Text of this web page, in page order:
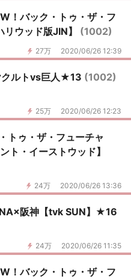
！バック・トゥ・ザ・フ
ウッド版JIN】 (1002)
27万 2020/06/26 12:39
クルトvs巨人★13 (1002)
25万 2020/06/26 12:23
トゥ・ザ・フューチャ
・イーストウッド】
24万 2020/06/26 13:36
阪神【tvk SUN】★16
24万 2020/06/26 11:35
！バック・トゥ・ザ・フ